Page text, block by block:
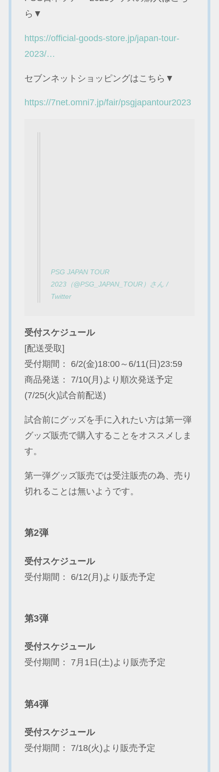
ら▼
https://official-goods-store.jp/japan-tour-
2023/…
セブンネットショッピングはこちら▼
https://7net.omni7.jp/fair/psgjapantour2023
PSG JAPAN TOUR
2023（@PSG_JAPAN_TOUR）さん /
Twitter
受付スケジュール
[配送受取]
受付期間： 6/2(金)18:00～6/11(日)23:59
商品発送： 7/10(月)より順次発送予定
(7/25(火)試合前配送)
試合前にグッズを手に入れたい方は第一弾
グッズ販売で購入することをオススメしま
す。
第一弾グッズ販売では受注販売の為、売り
切れることは無いようです。
第2弾
受付スケジュール
受付期間： 6/12(月)より販売予定
第3弾
受付スケジュール
受付期間： 7月1日(土)より販売予定
第4弾
受付スケジュール
受付期間： 7/18(火)より販売予定